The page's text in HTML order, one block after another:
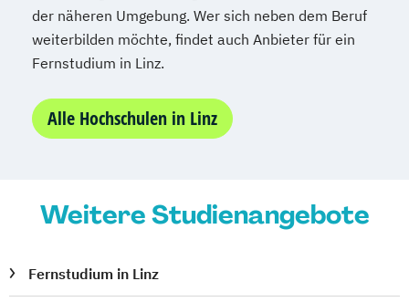
Umweltingenieurwesen Vertragsrecht
Wirtschaftsinformatik (DE/EN)
Wirtschaftsingenieurwesen
Wirtschaftsingenieurwesen Medizintechnik
der näheren Umgebung. Wer sich neben dem Beruf
weiterbilden möchte, findet auch Anbieter für ein
Fernstudium in Linz.
Alle Hochschulen in Linz
Weitere Studienangebote
Fernstudium in Linz